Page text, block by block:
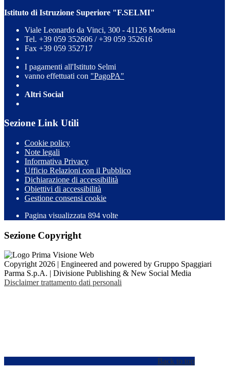
Istituto di Istruzione Superiore "F.SELMI"
Viale Leonardo da Vinci, 300 - 41126 Modena
Tel. +39 059 352606 / +39 059 352616
Fax +39 059 352717
I pagamenti all'Istituto Selmi
vanno effettuati con "PagoPA"
Altri Social
Sezione Link Utili
Cookie policy
Note legali
Informativa Privacy
Ufficio Relazioni con il Pubblico
Dichiarazione di accessibilità
Obiettivi di accessibilità
Gestione consensi cookie
Pagina visualizzata 894 volte
Sezione Copyright
Copyright 2026 | Engineered and powered by Gruppo Spaggiari
Parma S.p.A. | Divisione Publishing & New Social Media
Disclaimer trattamento dati personali
Back to top